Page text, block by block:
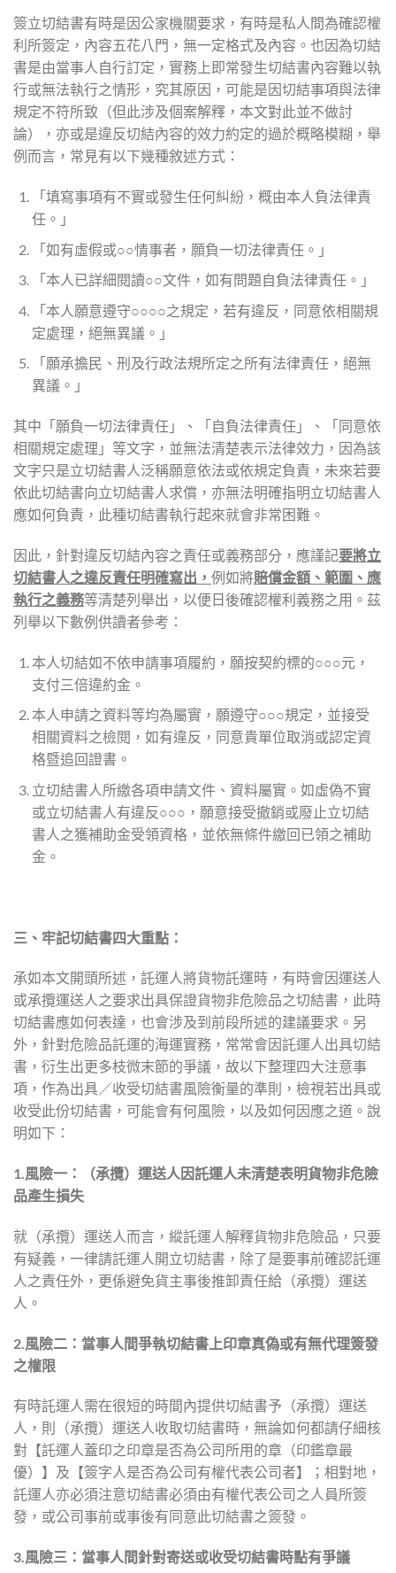
簽立切結書有時是因公家機關要求，有時是私人間為確認權
利所簽定，內容五花八門，無一定格式及內容。也因為切結
書是由當事人自行訂定，實務上即常發生切結書內容難以執
行或無法執行之情形，究其原因，可能是因切結事項與法律
規定不符所致（但此涉及個案解釋，本文對此並不做討
論），亦或是違反切結內容的效力約定的過於概略模糊，舉
例而言，常見有以下幾種敘述方式：
「填寫事項有不實或發生任何糾紛，概由本人負法律責
任。」
「如有虛假或○○情事者，願負一切法律責任。」
「本人已詳細閱讀○○文件，如有問題自負法律責任。」
「本人願意遵守○○○○之規定，若有違反，同意依相關規
定處理，絕無異議。」
「願承擔民、刑及行政法規所定之所有法律責任，絕無
異議。」
其中「願負一切法律責任」、「自負法律責任」、「同意依
相關規定處理」等文字，並無法清楚表示法律效力，因為該
文字只是立切結書人泛稱願意依法或依規定負責，未來若要
依此切結書向立切結書人求償，亦無法明確指明立切結書人
應如何負責，此種切結書執行起來就會非常困難。
因此，針對違反切結內容之責任或義務部分，應謹記要將立
切結書人之違反責任明確寫出， 例如將賠償金額、範圍、應
執行之義務等清楚列舉出，以便日後確認權利義務之用。茲
列舉以下數例供讀者參考：
本人切結如不依申請事項履約，願按契約標的○○○元，
支付三倍違約金。
本人申請之資料等均為屬實，願遵守○○○規定，並接受
相關資料之檢閱，如有違反，同意貴單位取消或認定資
格暨追回證書。
立切結書人所繳各項申請文件、資料屬實。如虛偽不實
或立切結書人有違反○○○，願意接受撤銷或廢止立切結
書人之獲補助金受領資格，並依無條件繳回已領之補助
金。
三、牢記切結書四大重點：
承如本文開頭所述，託運人將貨物託運時，有時會因運送人
或承攬運送人之要求出具保證貨物非危險品之切結書，此時
切結書應如何表達，也會涉及到前段所述的建議要求。另
外，針對危險品託運的海運實務，常常會因託運人出具切結
書，衍生出更多枝微末節的爭議，故以下整理四大注意事
項，作為出具／收受切結書風險衡量的準則，檢視若出具或
收受此份切結書，可能會有何風險，以及如何因應之道。說
明如下：
1.風險一：（承攬）運送人因託運人未清楚表明貨物非危險
品產生損失
就（承攬）運送人而言，縱託運人解釋貨物非危險品，只要
有疑義，一律請託運人開立切結書，除了是要事前確認託運
人之責任外，更係避免貨主事後推卸責任給（承攬）運送
人。
2.風險二：當事人間爭執切結書上印章真偽或有無代理簽發
之權限
有時託運人需在很短的時間內提供切結書予（承攬）運送
人，則（承攬）運送人收取切結書時，無論如何都請仔細核
對【託運人蓋印之印章是否為公司所用的章（印鑑章最
優）】及【簽字人是否為公司有權代表公司者】；相對地，
託運人亦必須注意切結書必須由有權代表公司之人員所簽
發，或公司事前或事後有同意此切結書之簽發。
3.風險三：當事人間針對寄送或收受切結書時點有爭議